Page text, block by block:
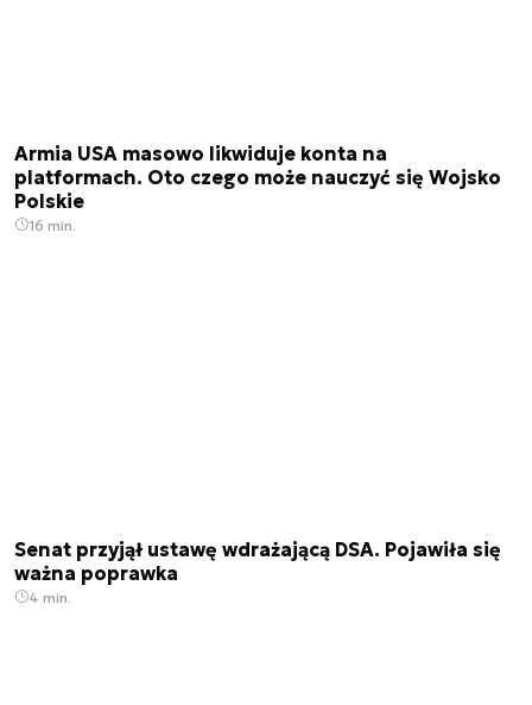
Armia USA masowo likwiduje konta na
platformach. Oto czego może nauczyć się Wojsko
Polskie
16 min.
Senat przyjął ustawę wdrażającą DSA. Pojawiła się
ważna poprawka
4 min.